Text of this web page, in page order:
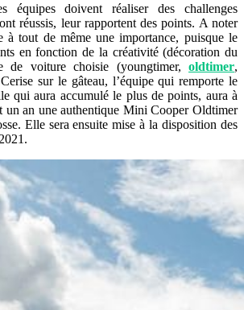
équipes doivent réaliser des challenges
réussis, leur rapportent des points. A noter
à tout de même une importance, puisque le
en fonction de la créativité (décoration du
de voiture choisie (youngtimer, oldtimer,
sur le gâteau, l’équipe qui remporte le
qui aura accumulé le plus de points, aura à
un an une authentique Mini Cooper Oldtimer
Elle sera ensuite mise à la disposition des